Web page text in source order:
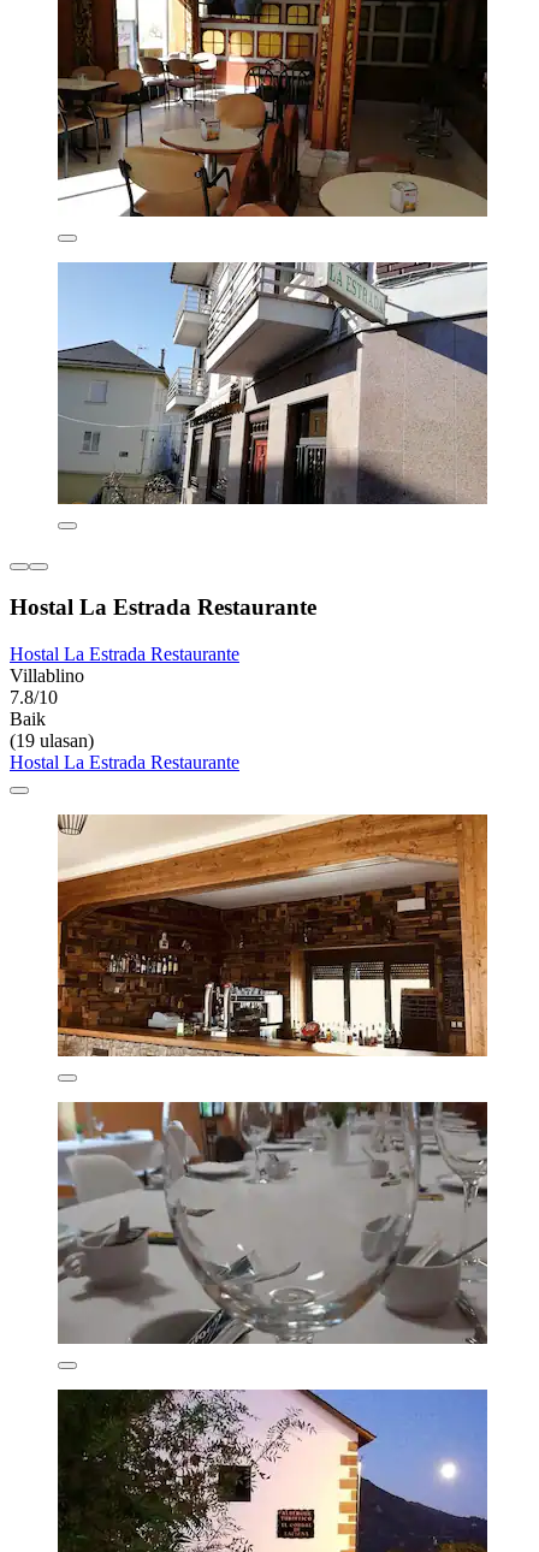
Hostal La Estrada Restaurante
Hostal La Estrada Restaurante
Villablino
7.8/10
Baik
(19 ulasan)
Hostal La Estrada Restaurante